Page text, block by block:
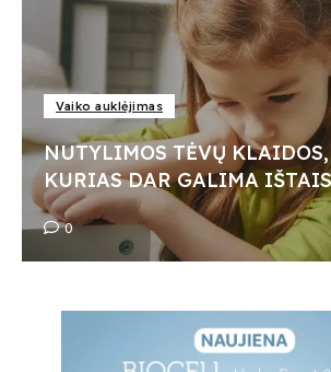
Vaiko auklėjimas
NUTYLIMOS TĖVŲ KLAIDOS,
KURIAS DAR GALIMA
0